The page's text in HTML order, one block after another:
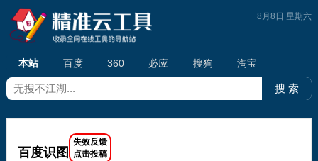
本站 百度 360 必应 搜狗 淘宝
8月8日 星期六
百度识图